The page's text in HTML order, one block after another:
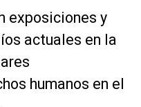
exposiciones y
actuales en la
humanos en el